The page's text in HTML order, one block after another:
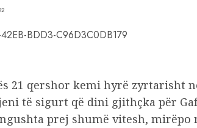
21 qershor kemi hyrë zyrtarisht
të sigurt që dini gjithçka për
prej shumë vitesh, mirëpo